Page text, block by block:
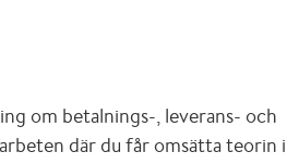
om betalnings-, leverans- och
där du får omsätta teorin i